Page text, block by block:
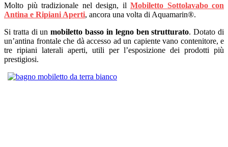
Molto più tradizionale nel design, il Mobiletto Sottolavabo con
Antina e Ripiani Aperti, ancora una volta di Aquamarin®.
Si tratta di unmobiletto basso in legno ben strutturato. Dotato di
un’antina frontale che dà accesso ad un capiente vano contenitore, e
tre ripiani laterali aperti, utili per l’esposizione dei prodotti più
prestigiosi.